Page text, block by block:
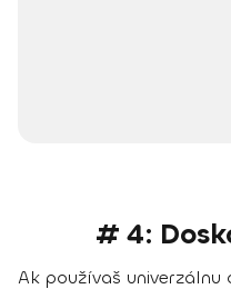
# 4:
Ak používaš